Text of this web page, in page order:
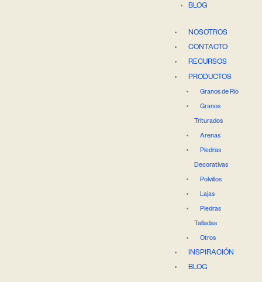
BLOG
NOSOTROS
CONTACTO
RECURSOS
PRODUCTOS
Granos de Río
Granos
Triturados
Arenas
Piedras
Decorativas
Polvillos
Lajas
Piedras
Talladas
Otros
INSPIRACIÓN
BLOG